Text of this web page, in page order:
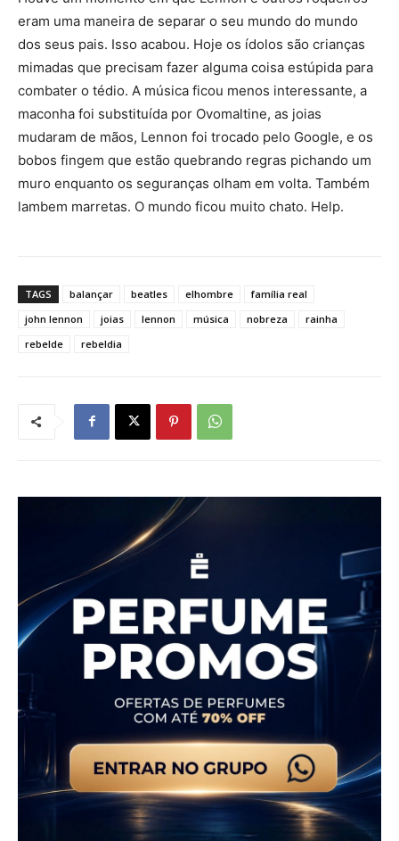
eram uma maneira de separar o seu mundo do mundo
dos seus pais. Isso acabou. Hoje os ídolos são crianças
mimadas que precisam fazer alguma coisa estúpida para
combater o tédio. A música ficou menos interessante, a
maconha foi substituída por Ovomaltine, as joias
mudaram de mãos, Lennon foi trocado pelo Google, e os
bobos fingem que estão quebrando regras pichando um
muro enquanto os seguranças olham em volta. Também
lambem marretas. O mundo ficou muito chato. Help.
TAGS balançar beatles elhombre
família real
john lennon
joias lennon música nobreza
rainha
rebelde
rebeldia